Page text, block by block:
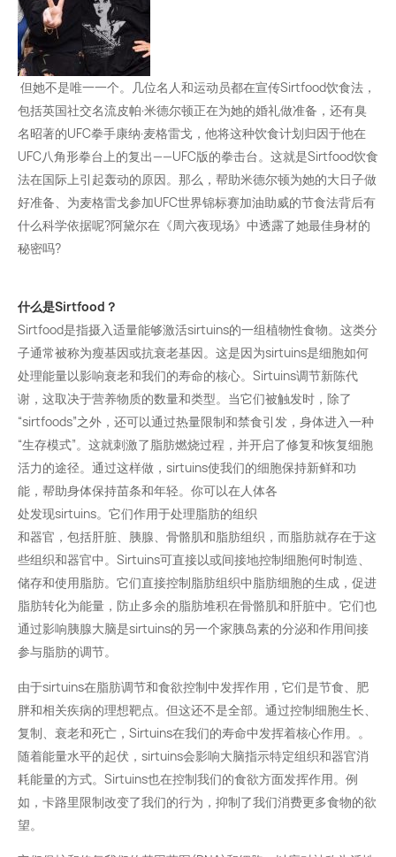
但她不是唯一一个。几位名人和运动员都在宣传Sirtfood饮食法，
包括英国社交名流皮帕·米德尔顿正在为她的婚礼做准备，还有臭
名昭著的UFC拳手康纳·麦格雷戈，他将这种饮食计划归因于他在
UFC八角形拳台上的复出——UFC版的拳击台。这就是Sirtfood饮食
法在国际上引起轰动的原因。那么，帮助米德尔顿为她的大日子做
好准备、为麦格雷戈参加UFC世界锦标赛加油助威的节食法背后有
什么科学依据呢?阿黛尔在《周六夜现场》中透露了她最佳身材的
秘密吗?
什么是Sirtfood？
Sirtfood是指摄入适量能够激活sirtuins的一组植物性食物。这类分
子通常被称为瘦基因或抗衰老基因。这是因为sirtuins是细胞如何
处理能量以影响衰老和我们的寿命的核心。Sirtuins调节新陈代
谢，这取决于营养物质的数量和类型。当它们被触发时，除了
“sirtfoods”之外，还可以通过热量限制和禁食引发，身体进入一种
“生存模式”。这就刺激了脂肪燃烧过程，并开启了修复和恢复细胞
活力的途径。通过这样做，sirtuins使我们的细胞保持新鲜和功
能，帮助身体保持苗条和年轻。你可以在人体各
处发现sirtuins。它们作用于处理脂肪的组织
和器官，包括肝脏、胰腺、骨骼肌和脂肪组织，而脂肪就存在于这
些组织和器官中。Sirtuins可直接以或间接地控制细胞何时制造、
储存和使用脂肪。它们直接控制脂肪组织中脂肪细胞的生成，促进
脂肪转化为能量，防止多余的脂肪堆积在骨骼肌和肝脏中。它们也
通过影响胰腺大脑是sirtuins的另一个家胰岛素的分泌和作用间接
参与脂肪的调节。
由于sirtuins在脂肪调节和食欲控制中发挥作用，它们是节食、肥
胖和相关疾病的理想靶点。但这还不是全部。通过控制细胞生长、
复制、衰老和死亡，Sirtuins在我们的寿命中发挥着核心作用。。
随着能量水平的起伏，sirtuins会影响大脑指示特定组织和器官消
耗能量的方式。Sirtuins也在控制我们的食欲方面发挥作用。例
如，卡路里限制改变了我们的行为，抑制了我们消费更多食物的欲
望。